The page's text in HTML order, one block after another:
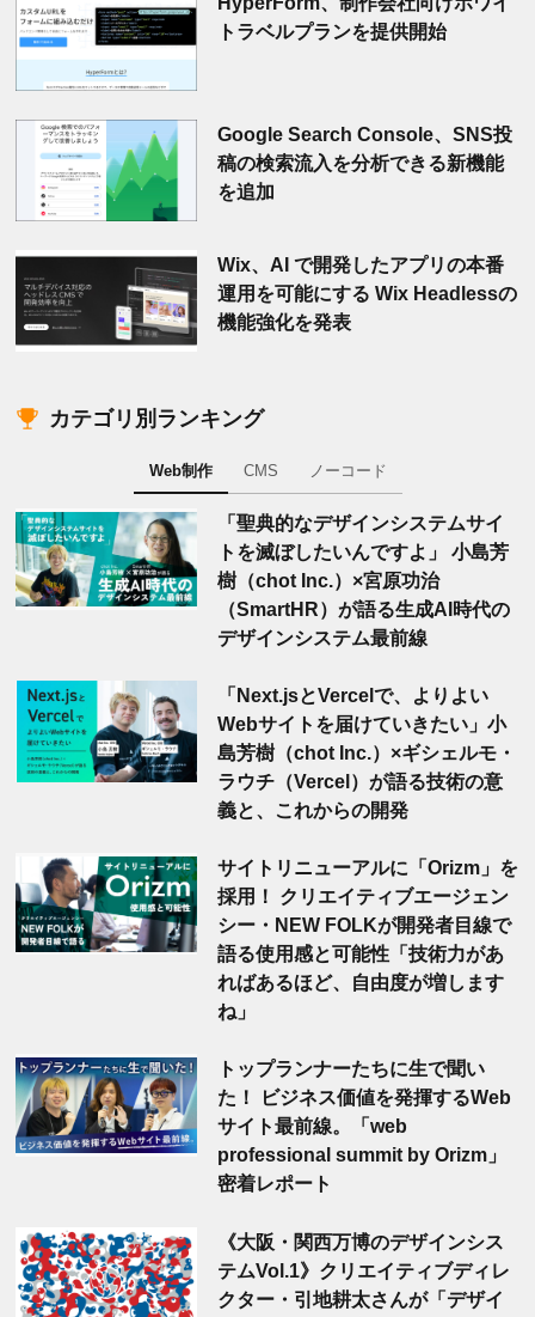
トラベルプランを提供開始
Google Search Console、SNS投
稿の検索流入を分析できる新機能
を追加
Wix、AI で開発したアプリの本番
運用を可能にする Wix Headlessの
機能強化を発表
カテゴリ別ランキング
Web制作 CMS ノーコード
「聖典的なデザインシステムサイ
トを滅ぼしたいんですよ」 小島芳
樹（chot Inc.）×宮原功治
（SmartHR）が語る生成AI時代の
デザインシステム最前線
「Next.jsとVercelで、よりよい
Webサイトを届けていきたい」小
島芳樹（chot Inc.）×ギシェルモ・
ラウチ（Vercel）が語る技術の意
義と、これからの開発
サイトリニューアルに「Orizm」を
採用！ クリエイティブエージェン
シー・NEW FOLKが開発者目線で
語る使用感と可能性「技術力があ
ればあるほど、自由度が増します
ね」
トップランナーたちに生で聞い
た！ ビジネス価値を発揮するWeb
サイト最前線。「web
professional summit by Orizm」
密着レポート
《大阪・関西万博のデザインシス
テムVol.1》クリエイティブディレ
クター・引地耕太さんが「デザイ